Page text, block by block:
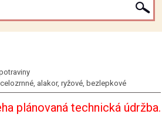
alakor, ryžové, bezlepkové
plánovaná technická údržba.